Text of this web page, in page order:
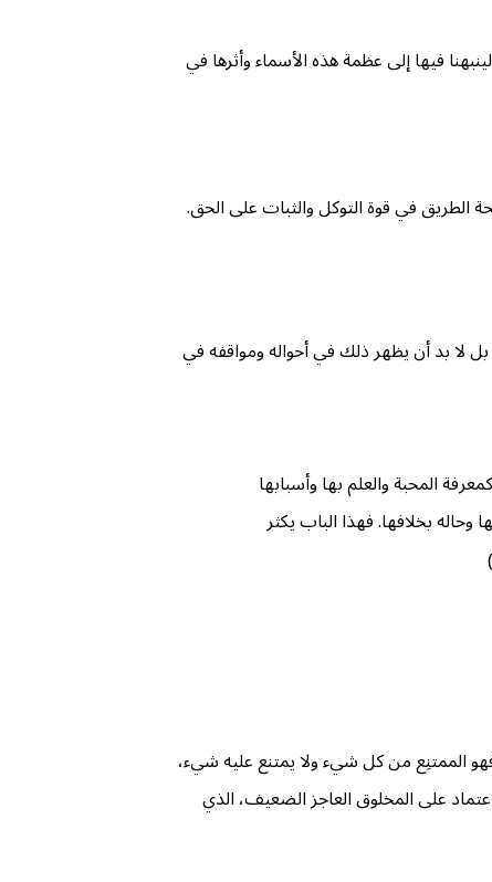
فيها إلى عظمة هذه الأسماء وأثرها في
الطريق في قوة التوكل والثبات على الحق.
لا بد أن يظهر ذلك في أحواله ومواقفه في
المحبة والعلم بها وأسبابها
بخلافها. فهذا الباب يكثر
)
فهو الممتنِع من كل شيء ولا يمتنع عليه شيء،
على المخلوق العاجز الضعيف، الذي